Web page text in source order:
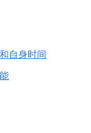
自身时间